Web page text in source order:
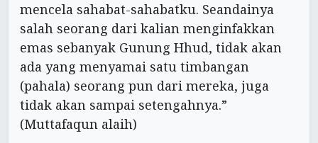
mencela sahabat-sahabatku. Seandainya
salah seorang dari kalian menginfakkan
emas sebanyak Gunung Hhud, tidak akan
ada yang menyamai satu timbangan
(pahala) seorang pun dari mereka, juga
tidak akan sampai setengahnya.”
(Muttafaqun alaih)